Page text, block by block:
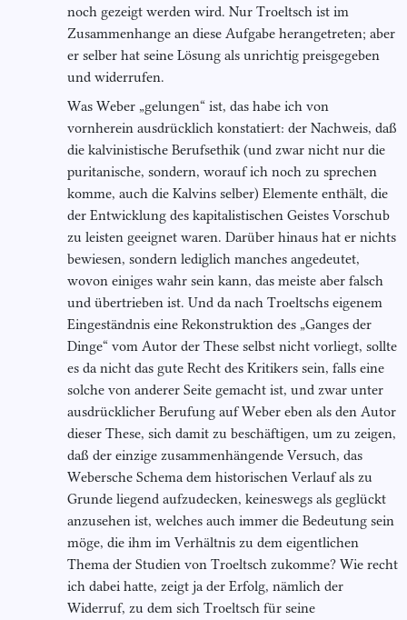
noch gezeigt werden wird. Nur Troeltsch ist im
Zusammenhange an diese Aufgabe herangetreten; aber
er selber hat seine Lösung als unrichtig preisgegeben
und widerrufen.
Was Weber „gelungen“ ist, das habe ich von
vornherein ausdrücklich konstatiert: der Nachweis, daß
die kalvinistische Berufsethik (und zwar nicht nur die
puritanische, sondern, worauf ich noch zu sprechen
komme, auch die Kalvins selber) Elemente enthält, die
der Entwicklung des kapitalistischen Geistes Vorschub
zu leisten geeignet waren. Darüber hinaus hat er nichts
bewiesen, sondern lediglich manches angedeutet,
wovon einiges wahr sein kann, das meiste aber falsch
und übertrieben ist. Und da nach Troeltschs eigenem
Eingeständnis eine Rekonstruktion des „Ganges der
Dinge“ vom Autor der These selbst nicht vorliegt, sollte
es da nicht das gute Recht des Kritikers sein, falls eine
solche von anderer Seite gemacht ist, und zwar unter
ausdrücklicher Berufung auf Weber eben als den Autor
dieser These, sich damit zu beschäftigen, um zu zeigen,
daß der einzige zusammenhängende Versuch, das
Webersche Schema dem historischen Verlauf als zu
Grunde liegend aufzudecken, keineswegs als geglückt
anzusehen ist, welches auch immer die Bedeutung sein
möge, die ihm im Verhältnis zu dem eigentlichen
Thema der Studien von Troeltsch zukomme? Wie recht
ich dabei hatte, zeigt ja der Erfolg, nämlich der
Widerruf, zu dem sich Troeltsch für seine